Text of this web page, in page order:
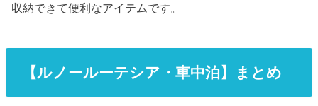
収納できて便利なアイテムです。
【ルノールーテシア・車中泊】まとめ